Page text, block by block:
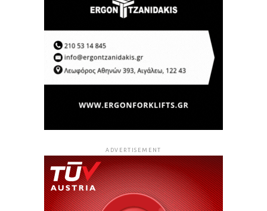
ADVERTISEMENT